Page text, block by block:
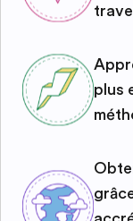
plus